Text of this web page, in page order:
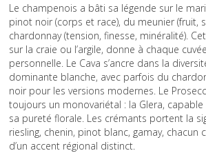
Le champenois a bâti sa légende sur le
pinot noir (corps et race), du meunier (fruit,
chardonnay (tension, finesse, minéralité).
sur la craie ou l’argile, donne à chaque
personnelle. Le Cava s’ancre dans la
dominante blanche, avec parfois du
noir pour les versions modernes. Le
toujours un monovariétal : la Glera, capable
sa pureté florale. Les crémants portent la
riesling, chenin, pinot blanc, gamay, chacun
d’un accent régional distinct.